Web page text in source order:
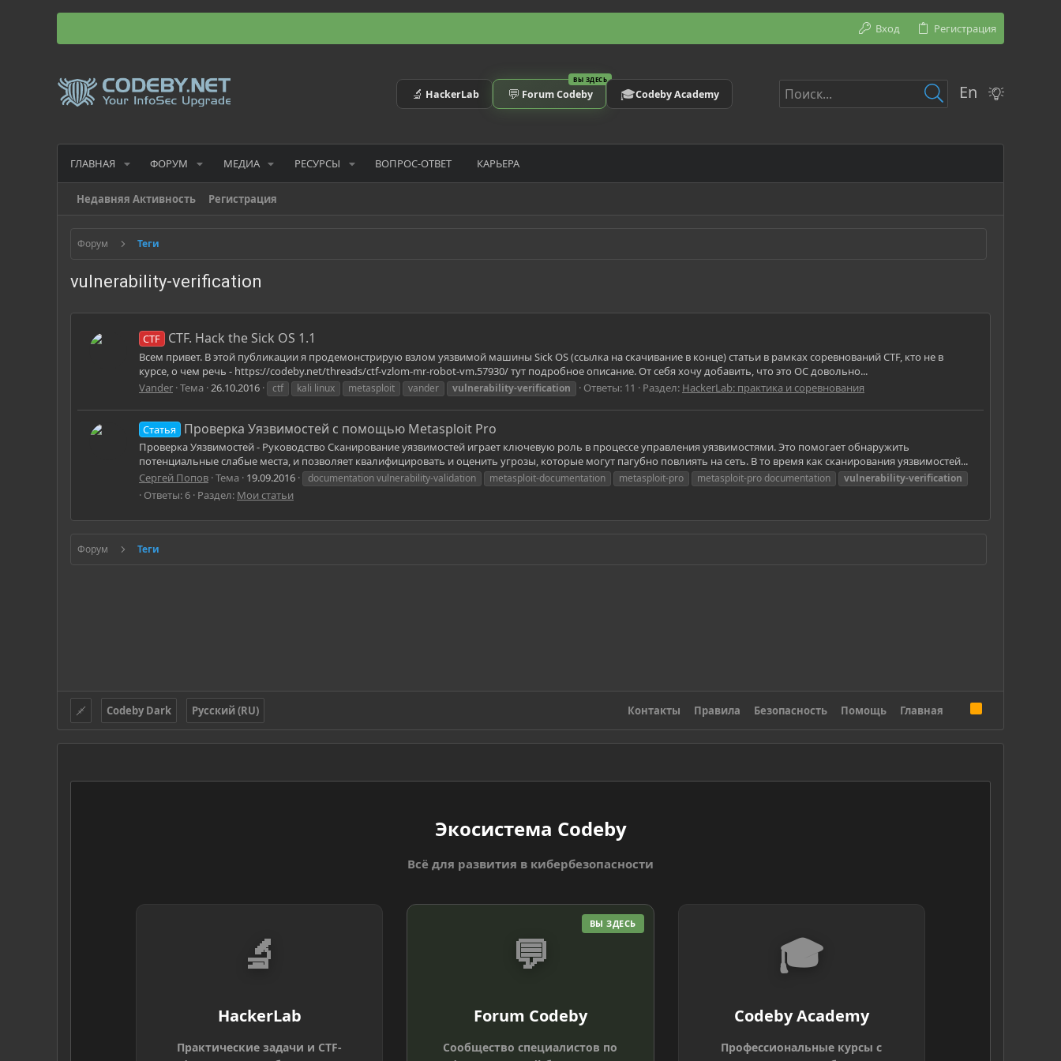
Вход Регистрация
🔬 HackerLab
ВЫ ЗДЕСЬ
💬 Forum Codeby 🎓Codeby Academy En
ГЛАВНАЯ ФОРУМ МЕДИА РЕСУРСЫ ВОПРОС-ОТВЕТ КАРЬЕРА
Недавняя Активность Регистрация
Форум Теги
vulnerability-verification
CTF CTF. Hack the Sick OS 1.1
Всем привет. В этой публикации я продемонстрирую взлом уязвимой машины Sick OS (ссылка на скачивание в конце) статьи в рамках соревнований CTF, кто не в
курсе, о чем речь - https://codeby.net/threads/ctf-vzlom-mr-robot-vm.57930/ тут подробное описание. От себя хочу добавить, что это ОС довольно...
Vander Тема 26.10.2016 ctf kali linux metasploit vander vulnerability-verification Ответы: 11 Раздел: HackerLab: практика и соревнования
Статья Проверка Уязвимостей с помощью Metasploit Pro
Проверка Уязвимостей - Руководство Сканирование уязвимостей играет ключевую роль в процессе управления уязвимостями. Это помогает обнаружить
потенциальные слабые места, и позволяет квалифицировать и оценить угрозы, которые могут пагубно повлиять на сеть. В то время как сканирования уязвимостей...
Сергей Попов Тема 19.09.2016 documentation vulnerability-validation metasploit-documentation metasploit-pro metasploit-pro documentation vulnerability-verification
Ответы: 6 Раздел: Мои статьи
Форум Теги
Codeby Dark Русский (RU) Контакты Правила Безопасность Помощь Главная
S
Экосистема Codeby
Всё для развития в кибербезопасности
🔬
HackerLab
Практические задачи и CTF-
ВЫ ЗДЕСЬ
💬
Forum Codeby
Сообщество специалистов по
🎓
Codeby Academy
Профессиональные курсы с